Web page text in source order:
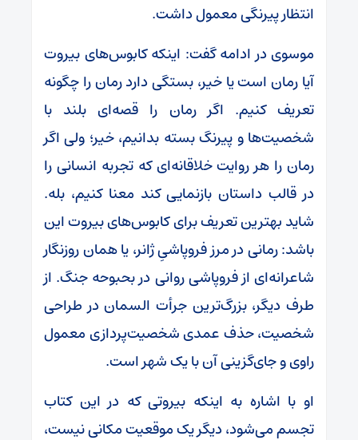
انتظار پیرنگی معمول داشت.
موسوی در ادامه گفت: اینکه کابوس‌های بیروت
آیا رمان است یا خیر، بستگی دارد رمان را چگونه
تعریف کنیم. اگر رمان را قصه‌ای بلند با
شخصیت‌ها و پیرنگ بسته بدانیم، خیر؛ ولی اگر
رمان را هر روایت خلاقانه‌ای که تجربه انسانی را
در قالب داستان بازنمایی کند معنا کنیم، بله.
شاید بهترین تعریف برای کابوس‌های بیروت این
باشد: رمانی در مرز فروپاشیِ ژانر، یا همان روزنگار
شاعرانه‌ای از فروپاشی روانی در بحبوحه جنگ. از
طرف دیگر، بزرگ‌ترین جرأت السمان در طراحی
شخصیت، حذف عمدی شخصیت‌پردازی معمول
راوی و جای‌گزینی آن با یک شهر است.
او با اشاره به اینکه بیروتی که در این کتاب
تجسم می‌شود، دیگر یک موقعیت مکانی نیست،